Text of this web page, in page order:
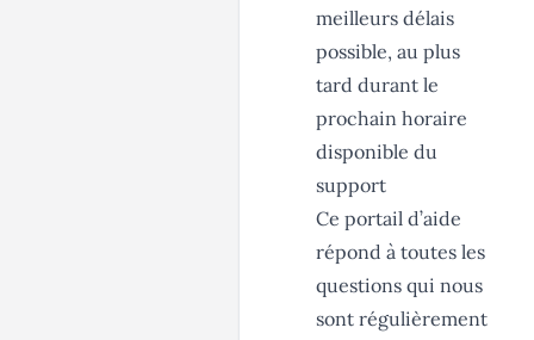
meilleurs délais
possible, au plus
tard durant le
prochain horaire
disponible du
support
Ce portail d’aide
répond à toutes les
questions qui nous
sont régulièrement